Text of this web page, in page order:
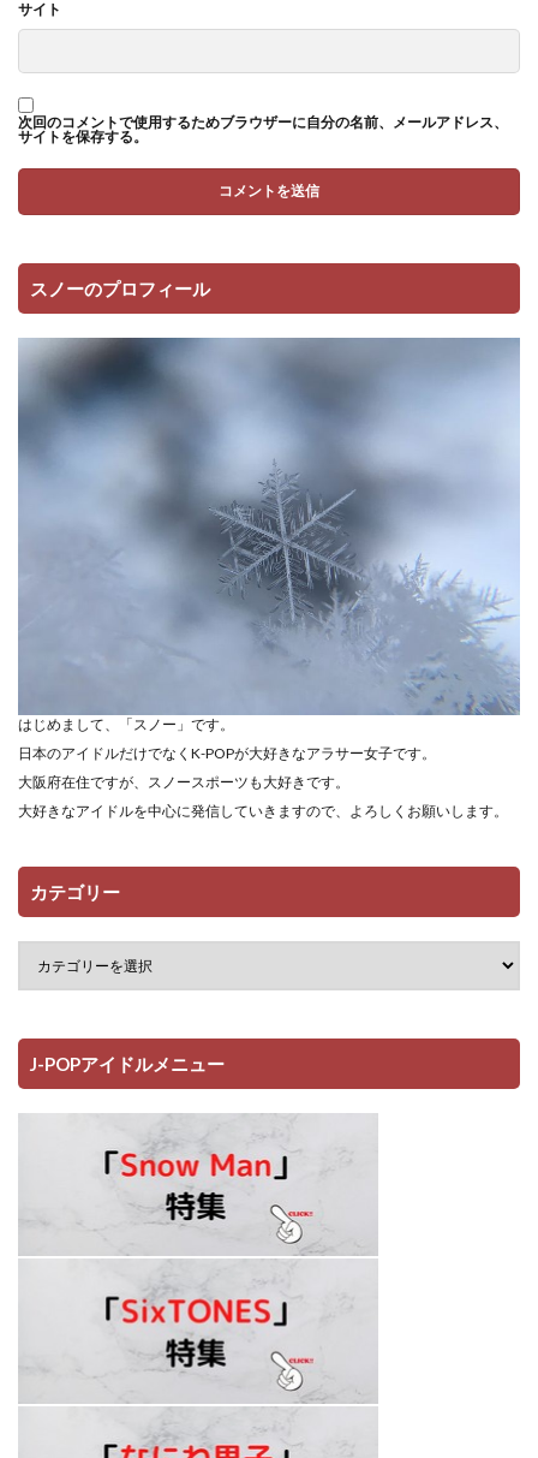
サイト
次回のコメントで使用するためブラウザーに自分の名前、メールアドレス、
サイトを保存する。
スノーのプロフィール
はじめまして、「スノー」です。
日本のアイドルだけでなくK-POPが大好きなアラサー女子です。
大阪府在住ですが、スノースポーツも大好きです。
大好きなアイドルを中心に発信していきますので、よろしくお願いします。
カテゴリー
J-POPアイドルメニュー